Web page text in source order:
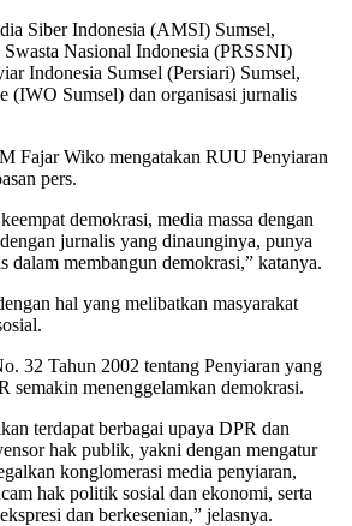
Siber Indonesia (AMSI) Sumsel,
Swasta Nasional Indonesia (PRSSNI)
Indonesia Sumsel (Persiari) Sumsel,
(IWO Sumsel) dan organisasi jurnalis
Fajar Wiko mengatakan RUU Penyiaran
pers.
demokrasi, media massa dengan
jurnalis yang dinaunginya, punya
dalam membangun demokrasi,” katanya.
hal yang melibatkan masyarakat
32 Tahun 2002 tentang Penyiaran yang
semakin menenggelamkan demokrasi.
terdapat berbagai upaya DPR dan
hak publik, yakni dengan mengatur
konglomerasi media penyiaran,
hak politik sosial dan ekonomi, serta
dan berkesenian,” jelasnya.